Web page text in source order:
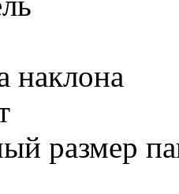
наклона
размер